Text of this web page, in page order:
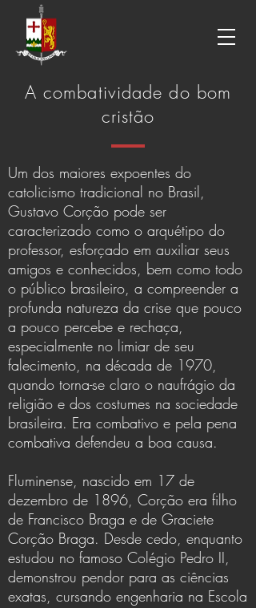
A combatividade do bom
cristão
Um dos maiores expoentes do
catolicismo tradicional no Brasil,
Gustavo Corção pode ser
caracterizado como o arquétipo do
professor, esforçado em auxiliar seus
amigos e conhecidos, bem como todo
o público brasileiro, a compreender a
profunda natureza da crise que pouco
a pouco percebe e rechaça,
especialmente no limiar de seu
falecimento, na década de 1970,
quando torna-se claro o naufrágio da
religião e dos costumes na sociedade
brasileira. Era combativo e pela pena
combativa defendeu a boa causa.
Fluminense, nascido em 17 de
dezembro de 1896, Corção era filho
de Francisco Braga e de Graciete
Corção Braga. Desde cedo, enquanto
estudou no famoso Colégio Pedro II,
demonstrou pendor para as ciências
exatas, cursando engenharia na Escola